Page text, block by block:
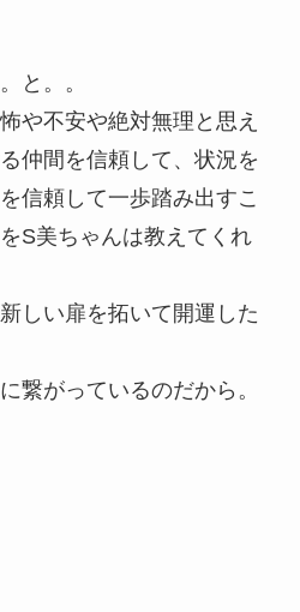
と。。
や不安や絶対無理と思え
仲間を信頼して、状況を
信頼して一歩踏み出すこ
S美ちゃんは教えてくれ
しい扉を拓いて開運した
繋がっているのだから。